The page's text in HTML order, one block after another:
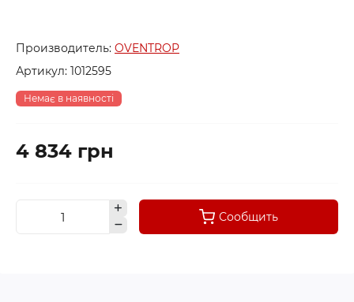
Производитель: OVENTROP
Артикул: 1012595
Немає в наявності
4 834 грн
Сообщить